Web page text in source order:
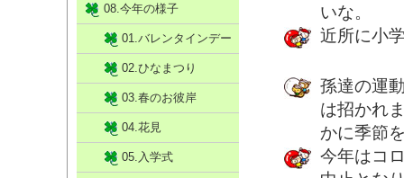
いな。
近所に小
孫達の運
は招かれ
かに季節
今年はコ
08.今年の様子
01.バレンタインデー
02.ひなまつり
03.春のお彼岸
04.花見
05.入学式